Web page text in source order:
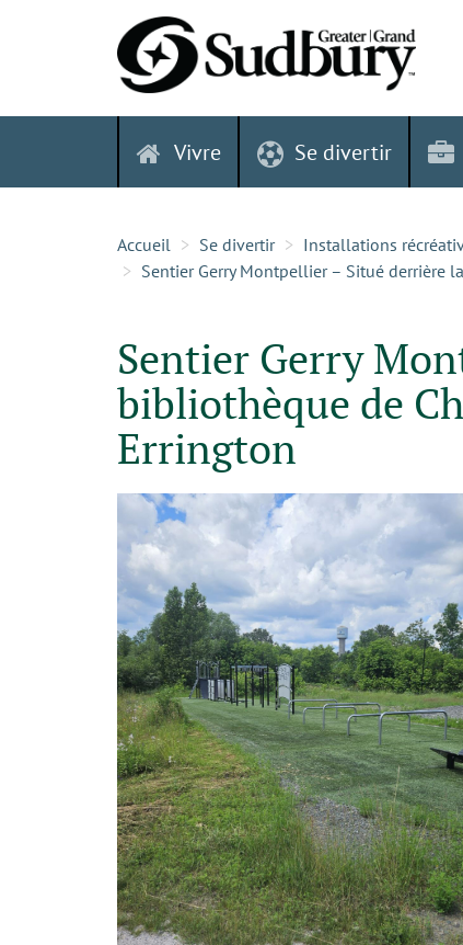
Vivre Se divertir
Accueil Se divertir Installations
Sentier Gerry Montpellier – Situé derrière
Sentier Gerry
bibliothèque de
Errington